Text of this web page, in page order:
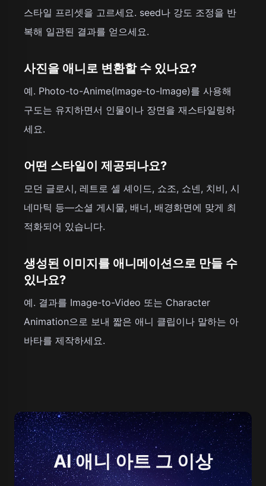
스타일 프리셋을 고르세요. seed나 강도 조정을 반
복해 일관된 결과를 얻으세요.
사진을 애니로 변환할 수 있나요?
예. Photo-to-Anime(Image-to-Image)를 사용해
구도는 유지하면서 인물이나 장면을 재스타일링하
세요.
어떤 스타일이 제공되나요?
모던 글로시, 레트로 셀 셰이드, 쇼조, 쇼넨, 치비, 시
네마틱 등—소셜 게시물, 배너, 배경화면에 맞게 최
적화되어 있습니다.
생성된 이미지를 애니메이션으로 만들 수
있나요?
예. 결과를 Image-to-Video 또는 Character
Animation으로 보내 짧은 애니 클립이나 말하는 아
바타를 제작하세요.
AI 애니 아트 그 이상